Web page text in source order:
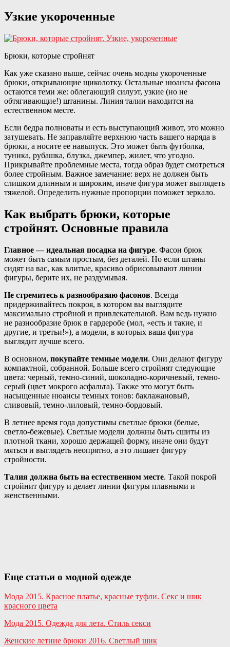
Узкие укороченные
Брюки, которые стройнят
Как уже сказано выше, сейчас очень модны укороченные
брюки, открывающие щиколотку. Остальные нюансы фасона
остаются теми же: облегающий силуэт, узкие (но не
обтягивающие!) штанины. Линия талии находится на
естественном месте.
Если бедра полноваты и есть выступающий живот, это можно
затушевать. Не заправляйте верхнюю часть вашего наряда в
брюки, а носите ее навыпуск. Это может быть футболка,
туника, рубашка, блузка, джемпер, жилет, что угодно.
Прикрывайте проблемные места, тогда образ будет смотреться
более стройным. Важное замечание: верх не должен быть
слишком длинным и широким, иначе фигура может выглядеть
тяжелой. Определить нужные пропорции поможет зеркало.
Как выбрать брюки, которые
стройнят. Основные правила
Главное — идеальная посадка на фигуре. Фасон брюк
может быть самым простым, без деталей. Но если штаны
сидят на вас, как влитые, красиво обрисовывают линии
фигуры, берите их, не раздумывая.
Не стремитесь к разнообразию фасонов. Всегда
придерживайтесь покроя, в котором вы выглядите
максимально стройной и привлекательной. Вам ведь нужно
не разнообразие брюк в гардеробе (мол, «есть и такие, и
другие, и третьи!»), а модели, в которых ваша фигура
выглядит лучше всего.
В основном, покупайте темные модели. Они делают фигуру
компактной, собранной. Больше всего стройнят следующие
цвета: черный, темно-синий, шоколадно-коричневый, темно-
серый (цвет мокрого асфальта). Также это могут быть
насыщенные нюансы темных тонов: баклажановый,
сливовый, темно-лиловый, темно-бордовый.
В летнее время года допустимы светлые брюки (белые,
светло-бежевые). Светлые модели должны быть сшиты из
плотной ткани, хорошо держащей форму, иначе они будут
мяться и выглядеть неопрятно, а это лишает фигуру
стройности.
Талия должна быть на естественном месте. Такой покрой
стройнит фигуру и делает линии фигуры плавными и
женственными.
Еще статьи о модной одежде
Мода 2015. Красное платье, красные туфли. Секс и шик
красного цвета
Мода 2015. Одежда для лета. Стиль секси
Женские летние брюки 2016. Светлый шик